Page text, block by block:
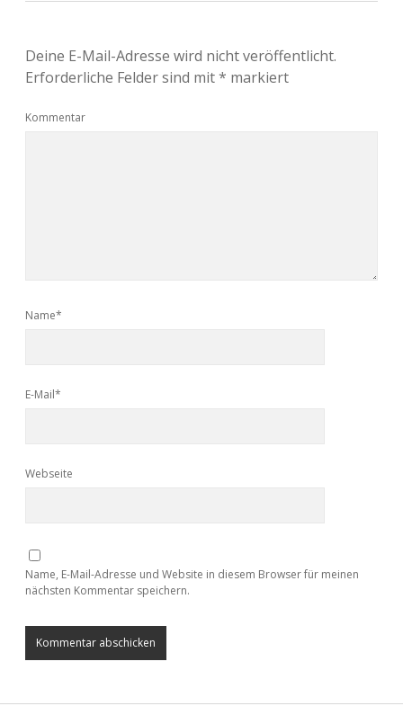
Deine E-Mail-Adresse wird nicht veröffentlicht.
Erforderliche Felder sind mit* markiert
Kommentar
Name*
E-Mail*
Webseite
Name, E-Mail-Adresse und Website in diesem Browser für meinen
nächsten Kommentar speichern.